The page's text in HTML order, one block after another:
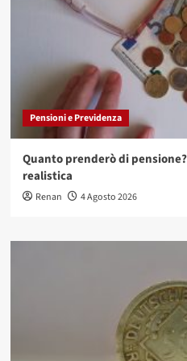
Pensioni e Previdenza
Quanto prenderò di
realistica
Renan 4 Agosto 2026